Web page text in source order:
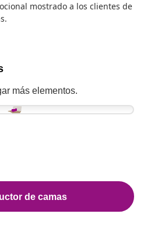
mostrado a los clientes de